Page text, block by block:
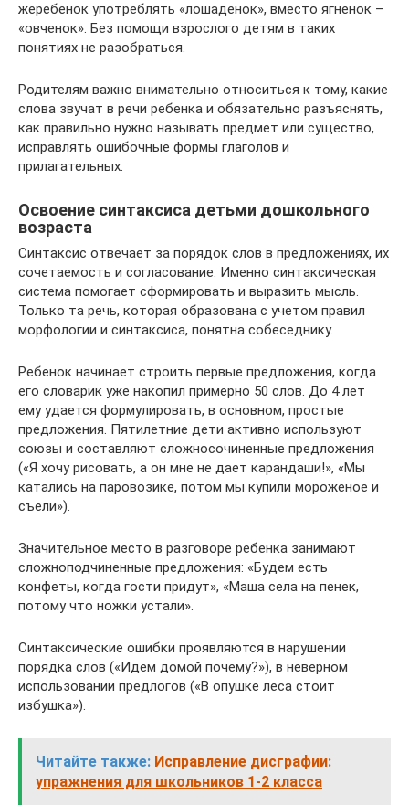
жеребенок употреблять «лошаденок», вместо ягненок –
«овченок». Без помощи взрослого детям в таких
понятиях не разобраться.
Родителям важно внимательно относиться к тому, какие
слова звучат в речи ребенка и обязательно разъяснять,
как правильно нужно называть предмет или существо,
исправлять ошибочные формы глаголов и
прилагательных.
Освоение синтаксиса детьми дошкольного
возраста
Синтаксис отвечает за порядок слов в предложениях, их
сочетаемость и согласование. Именно синтаксическая
система помогает сформировать и выразить мысль.
Только та речь, которая образована с учетом правил
морфологии и синтаксиса, понятна собеседнику.
Ребенок начинает строить первые предложения, когда
его словарик уже накопил примерно 50 слов. До 4 лет
ему удается формулировать, в основном, простые
предложения. Пятилетние дети активно используют
союзы и составляют сложносочиненные предложения
(«Я хочу рисовать, а он мне не дает карандаши!», «Мы
катались на паровозике, потом мы купили мороженое и
съели»).
Значительное место в разговоре ребенка занимают
сложноподчиненные предложения: «Будем есть
конфеты, когда гости придут», «Маша села на пенек,
потому что ножки устали».
Синтаксические ошибки проявляются в нарушении
порядка слов («Идем домой почему?»), в неверном
использовании предлогов («В опушке леса стоит
избушка»).
Читайте также: Исправление дисграфии:
упражнения для школьников 1-2 класса